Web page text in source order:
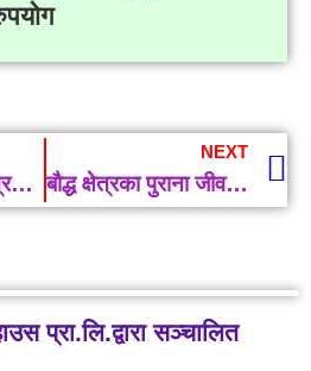
हेटौँडा औद्योगिक क्षेत्रमा दुई उद्योग थपिए
NEXT
बौद्ध क्षेत्रका पुराना जीवन्त तस्बिरलाई रङमा उतार्दै आना
प्रा.लि.द्वारा सञ्चालित